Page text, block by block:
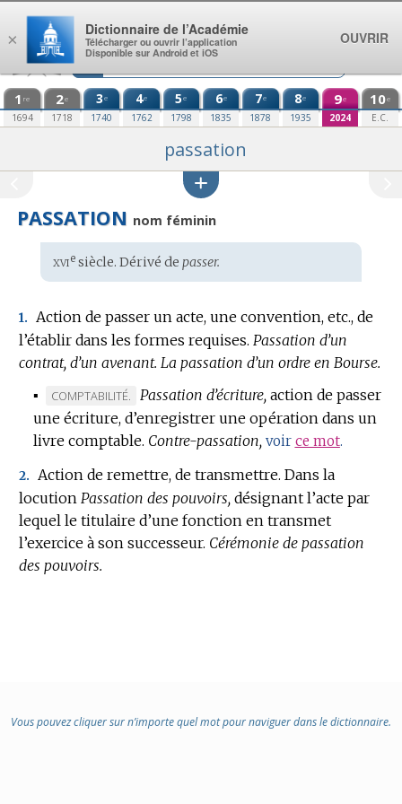
Aller au contenu
1 re
1694
2e
1718
3e
1740
4e
1762
5e
1798
6e
1835
7e
1878
8e
1935
9e
2024
10e
E.C.
passation
PASSATION nom féminin
Étymologie
:
xviesiècle. Dérivé de passer.
1.
Action de passer un acte, une convention, etc., de
l’établir dans les formes requises. Passation d’un
contrat, d’un avenant. La passation d’un ordre en Bourse.
▪
MARQUE
DE
DOMAINE
COMPTABILITÉ. Passation d’écriture, action de passer
une écriture, d’enregistrer une opération dans un
livre comptable. Contre-passation, voir ce mot.
2. Action de remettre, de transmettre. Dans la
locution Passation des pouvoirs, désignant l’acte par
lequel le titulaire d’une fonction en transmet
l’exercice à son successeur. Cérémonie de passation
des pouvoirs.
Vous pouvez cliquer sur n’importe quel mot pour naviguer dans le dictionnaire.
×
Dictionnaire de l’Académie
Télécharger ou ouvrir l’application
Disponible sur Android et iOS
OUVRIR